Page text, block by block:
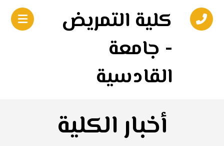
كلية التمريض
- جامعة
القادسية
أخبار الكلية